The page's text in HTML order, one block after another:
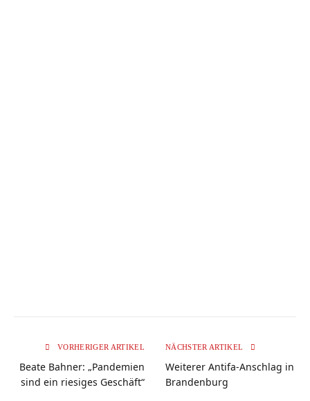
VORHERIGER ARTIKEL
Beate Bahner: „Pandemien
sind ein riesiges Geschäft“
NÄCHSTER ARTIKEL
Weiterer Antifa-Anschlag in
Brandenburg